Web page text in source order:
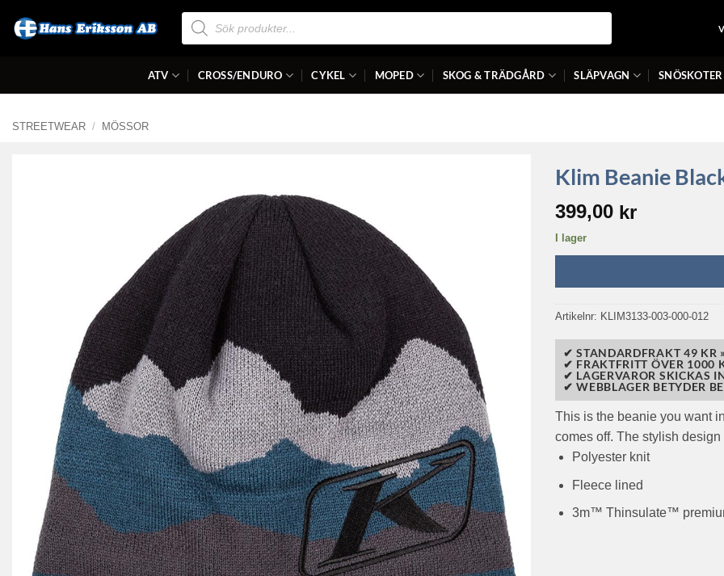
Produktsökning
ATV CROSS/ENDURO CYKEL MOPED SKOG & TRÄDGÅRD SLÄPVAGN SNÖSKOTER
STREETWEAR / MÖSSOR
Klim Beanie
399,00 kr
I lager
Artikelnr: KLIM3133-003-000-012
✔ STANDARDFRAKT 49 KR »
✔ FRAKTFRITT ÖVER 1000
✔ LAGERVAROR SKICKAS
✔ WEBBLAGER BETYDER
This is the beanie you want
comes off. The stylish
Polyester knit
Fleece lined
3m™ Thinsulate™